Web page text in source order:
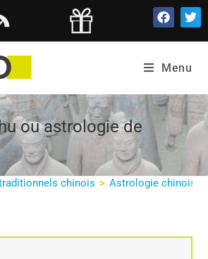
Menu
ou astrologie de
chinois > Astrologie chinoise